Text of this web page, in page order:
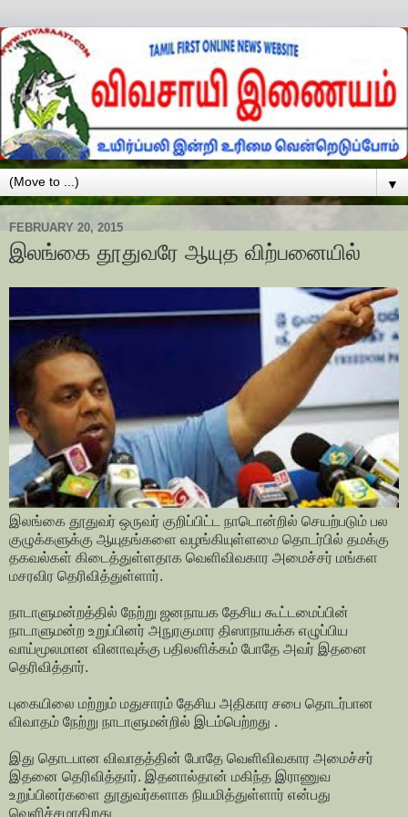
▼
FEBRUARY 20, 2015
இலங்கை தூதுவரே ஆயுத விற்பனையில்
இலங்கை தூதுவர் ஒருவர் குறிப்பிட்ட நாடொன்றில் செயற்படும் பல
குழுக்களுக்கு ஆயுதங்களை வழங்கியுள்ளமை தொடர்பில் தமக்கு
தகவல்கள் கிடைத்துள்ளதாக வெளிவிவகார அமைச்சர் மங்கள
மசரவிர தெரிவித்துள்ளார்.
நாடாளுமன்றத்தில் நேற்று ஜனநாயக தேசிய கூட்டமைப்பின்
நாடாளுமன்ற உறுப்பினர் அநுரகுமார திஸாநாயக்க எழுப்பிய
வாய்மூலமான வினாவுக்கு பதிலளிக்கம் போதே அவர் இதனை
தெரிவித்தார்.
புகையிலை மற்றும் மதுசாரம் தேசிய அதிகார சபை தொடர்பான
விவாதம் நேற்று நாடாளுமன்றில் இடம்பெற்றது .
இது தொடபான விவாதத்தின் போதே வெளிவிவகார அமைச்சர்
இதனை தெரிவித்தார். இதனால்தான் மகிந்த இராணுவ
உறுப்பினர்களை தூதுவர்களாக நியமித்துள்ளார் என்பது
வெளிச்சமாகிறது